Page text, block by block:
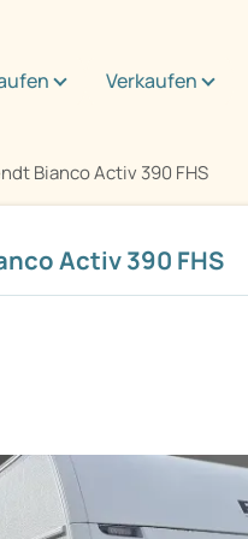
Verkaufen
Bianco Activ 390 FHS
Activ 390 FHS